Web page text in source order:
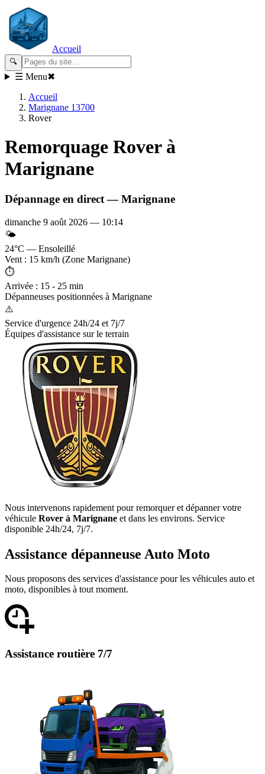
Accueil
🔍
☰ Menu✖
Accueil
Marignane 13700
Rover
Remorquage Rover à
Marignane
Dépannage en direct —Marignane
dimanche 9 août 2026 — 10:14
🌤️
24°C — Ensoleillé
Vent : 15 km/h (Zone Marignane)
⏱️
Arrivée : 15 - 25 min
Dépanneuses positionnées à Marignane
⚠️
Service d'urgence 24h/24 et 7j/7
Équipes d'assistance sur le terrain
Nous intervenons rapidement pour remorquer et dépanner votre
véhicule Rover à Marignane et dans les environs. Service
disponible 24h/24, 7j/7.
Assistance dépanneuse Auto Moto
Nous proposons des services d'assistance pour les véhicules auto et
moto, disponibles à tout moment.
Assistance routière 7/7